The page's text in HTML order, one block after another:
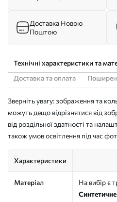
Доставка Новою
Поштою
Технічні характеристики та
Доставка та оплата
Зверніть увагу: зображення та
можуть дещо відрізнятися від
від роздільної здатності та
також умов освітлення під час
Характеристики
Матеріал
На вибір є